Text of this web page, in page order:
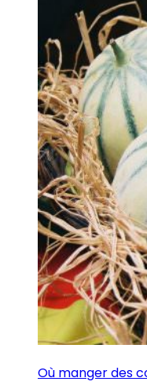
Où manger des